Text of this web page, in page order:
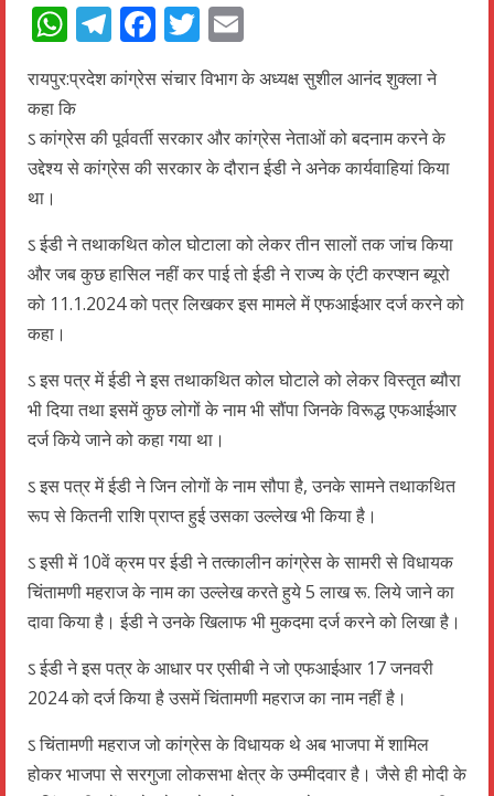
WhatsApp
Telegram
Facebook
Twitter
रायपुर:प्रदेश कांग्रेस संचार विभाग के अध्यक्ष सुशील आनंद शुक्ला ने
कहा कि
ऽ कांग्रेस की पूर्ववर्ती सरकार और कांग्रेस नेताओं को बदनाम करने के
उद्देश्य से कांग्रेस की सरकार के दौरान ईडी ने अनेक कार्यवाहियां किया
था।
ऽ ईडी ने तथाकथित कोल घोटाला को लेकर तीन सालों तक जांच किया
और जब कुछ हासिल नहीं कर पाई तो ईडी ने राज्य के एंटी करप्शन ब्यूरो
को 11.1.2024 को पत्र लिखकर इस मामले में एफआईआर दर्ज करने को
कहा।
ऽ इस पत्र में ईडी ने इस तथाकथित कोल घोटाले को लेकर विस्तृत ब्यौरा
भी दिया तथा इसमें कुछ लोगों के नाम भी सौंपा जिनके विरूद्ध एफआईआर
दर्ज किये जाने को कहा गया था।
ऽ इस पत्र में ईडी ने जिन लोगों के नाम सौपा है, उनके सामने तथाकथित
रूप से कितनी राशि प्राप्त हुई उसका उल्लेख भी किया है।
ऽ इसी में 10वें क्रम पर ईडी ने तत्कालीन कांग्रेस के सामरी से विधायक
चिंतामणी महराज के नाम का उल्लेख करते हुये 5 लाख रू. लिये जाने का
दावा किया है। ईडी ने उनके खिलाफ भी मुकदमा दर्ज करने को लिखा है।
ऽ ईडी ने इस पत्र के आधार पर एसीबी ने जो एफआईआर 17 जनवरी
2024 को दर्ज किया है उसमें चिंतामणी महराज का नाम नहीं है।
ऽ चिंतामणी महराज जो कांग्रेस के विधायक थे अब भाजपा में शामिल
होकर भाजपा से सरगुजा लोकसभा क्षेत्र के उम्मीदवार है। जैसे ही मोदी के